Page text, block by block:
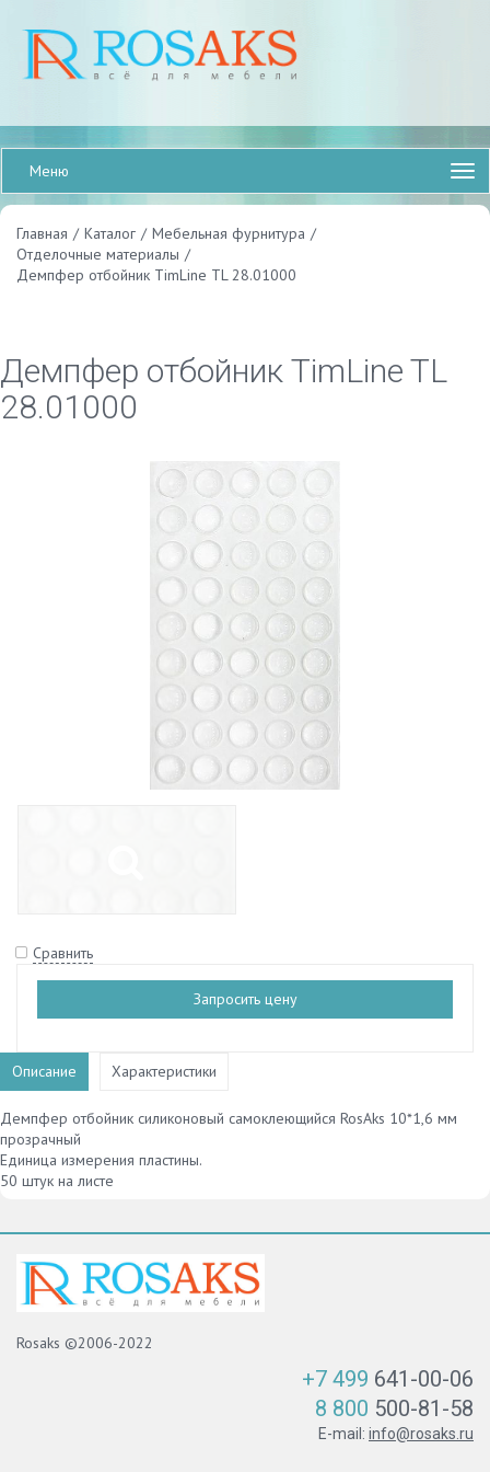
Меню
Главная / Каталог / Мебельная фурнитура /
Отделочные материалы /
Демпфер отбойник TimLine TL 28.01000
Демпфер отбойник TimLine TL
28.01000
Сравнить
Запросить цену
Описание Характеристики
Демпфер отбойник силиконовый самоклеющийся RosAks 10*1,6 мм
прозрачный
Единица измерения пластины.
50 штук на листе
Rosaks ©2006-2022
+7 499 641-00-06
8 800 500-81-58
E-mail: info@rosaks.ru